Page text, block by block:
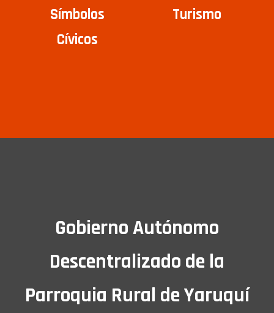
Símbolos
Cívicos
Turismo
Gobierno Autónomo
Descentralizado de la
Parroquia Rural de Yaruquí